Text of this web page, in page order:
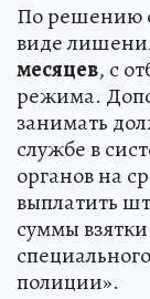
По решению
виде
месяцев, с
режима.
занимать
службе в
органов на
выплатить
суммы
полиции».